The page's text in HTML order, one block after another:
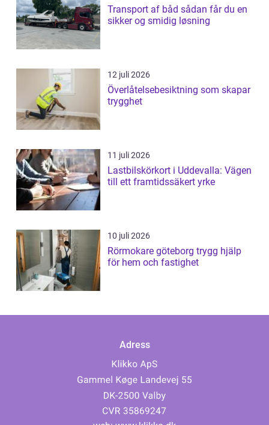
Transport af båd sådan får du en
sikker og smidig løsning
12 juli 2026
Överlåtelsebesiktning som skapar
trygghet
11 juli 2026
Lastbilskörkort i Uddevalla: Vägen
till ett framtidssäkert yrke
10 juli 2026
Rörmokare göteborg trygg hjälp
för hem och fastighet
Adress